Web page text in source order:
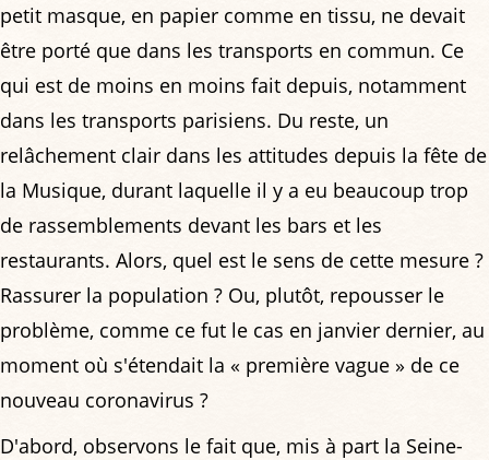
petit masque, en papier comme en tissu, ne devait
être porté que dans les transports en commun. Ce
qui est de moins en moins fait depuis, notamment
dans les transports parisiens. Du reste, un
relâchement clair dans les attitudes depuis la fête de
la Musique, durant laquelle il y a eu beaucoup trop
de rassemblements devant les bars et les
restaurants. Alors, quel est le sens de cette mesure ?
Rassurer la population ? Ou, plutôt, repousser le
problème, comme ce fut le cas en janvier dernier, au
moment où s'étendait la « première vague » de ce
nouveau coronavirus ?
D'abord, observons le fait que, mis à part la Seine-